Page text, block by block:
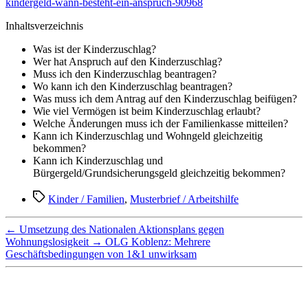
Inhaltsverzeichnis
Was ist der Kinderzuschlag?
Wer hat Anspruch auf den Kinderzuschlag?
Muss ich den Kinderzuschlag beantragen?
Wo kann ich den Kinderzuschlag beantragen?
Was muss ich dem Antrag auf den Kinderzuschlag beifügen?
Wie viel Vermögen ist beim Kinderzuschlag erlaubt?
Welche Änderungen muss ich der Familienkasse mitteilen?
Kann ich Kinderzuschlag und Wohngeld gleichzeitig
bekommen?
Kann ich Kinderzuschlag und
Bürgergeld/Grundsicherungsgeld gleichzeitig bekommen?
Schlagwörter
Kinder / Familien, Musterbrief / Arbeitshilfe
← Umsetzung des Nationalen Aktionsplans gegen
Wohnungslosigkeit → OLG Koblenz: Mehrere
Geschäftsbedingungen von 1&1 unwirksam